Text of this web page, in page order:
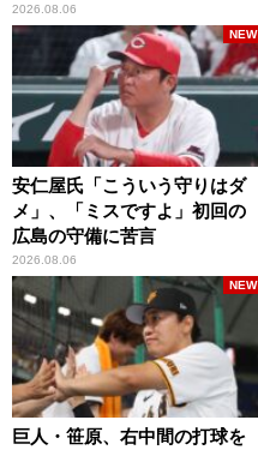
2026.08.06
安仁屋氏「こういう守りはダ
メ」、「ミスですよ」初回の
広島の守備に苦言
2026.08.06
NEW
巨人・笹原、右中間の打球を
NEW